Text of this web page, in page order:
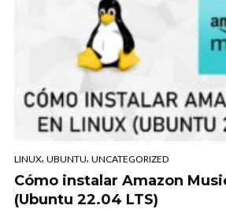
LINUX, UBUNTU, UNCATEGORIZED
Cómo instalar Amazon
(Ubuntu 22.04 LTS)